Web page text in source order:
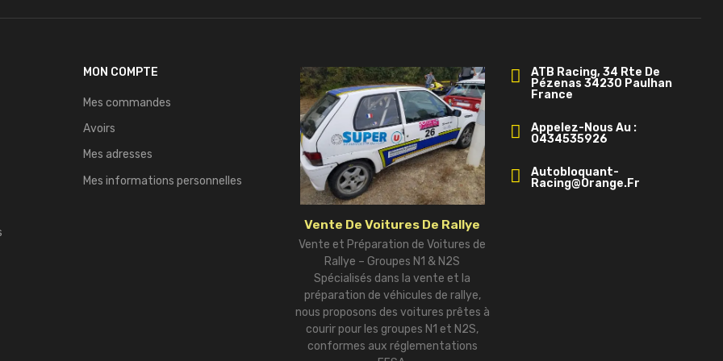
MON COMPTE
Mes commandes
Avoirs
Mes adresses
Mes informations personnelles
Vente De Voitures De Rallye
Vente et Préparation de Voitures de
Rallye – Groupes N1 & N2S
Spécialisés dans la vente et la
préparation de véhicules de rallye,
nous proposons des voitures prêtes à
courir pour les groupes N1 et N2S,
conformes aux réglementations
ATB Racing, 34 Rte De
Pézenas 34230 Paulhan
France
Appelez-Nous Au :
0434535926
Autobloquant-
Racing@orange.fr